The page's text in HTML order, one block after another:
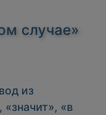
случае»
из
«значит», «в